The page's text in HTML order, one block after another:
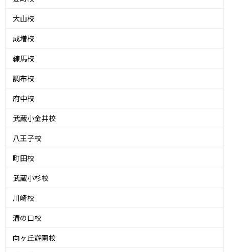
大山校
成増校
練馬校
調布校
府中校
武蔵小金井校
八王子校
町田校
武蔵小杉校
川崎校
溝の口校
向ヶ丘遊園校